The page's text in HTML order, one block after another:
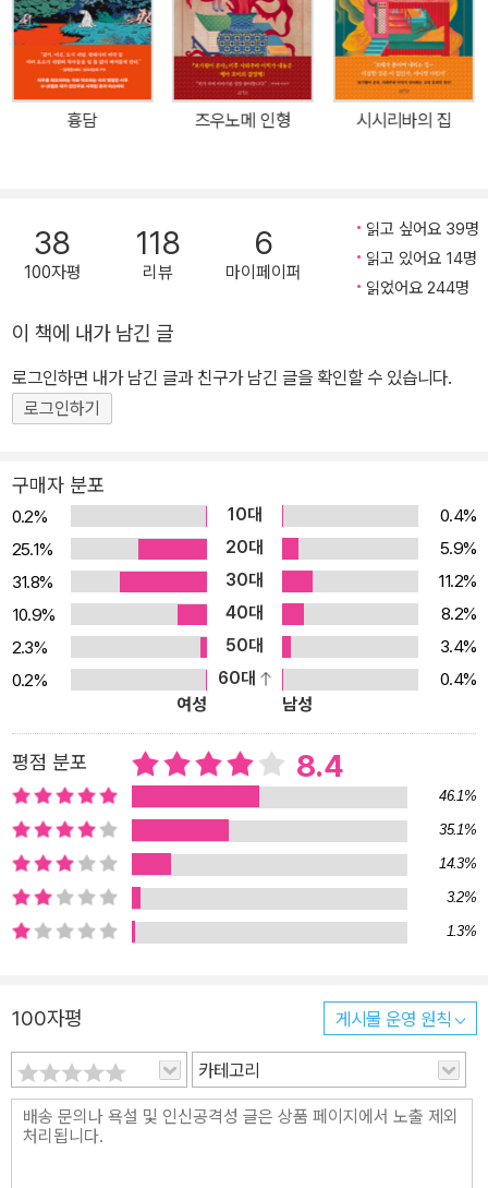
을 받으며 일본 호러소설대상 대상을 수상하고, 이 작품은 같은 해
『보기왕이 온다』라는 제목으로 출간되었다. 일본 호러소설대상은 19
94년을 시작으로 지금까지 24회 동안 진행되었고, 대상을 받은 작
품은 총 열두 작품이다. 평균적으로 2년에 한 번꼴로 대상작이 나왔
는데, 그만큼 허들이 높은 신인상이기도 하다. 그런데 『보기왕이 온
그대로 수상까지 이어져 큰 화제가 되었다. 미야베 미유키는 신인답
지 않게 독자의 상상력을 자극하는 솜씨가 얄미울 정도로 능숙하다고
평가했으며, 기시 유스케는 이 작품으로 다시 한 번 호러 붐이 일어날
나카시마 데쓰야 감독이 『보기왕이 온다』의 가치를 인정하며, 오카다
준이치, 츠마부키 사토시, 고마츠 나나, 구로키 하루, 마츠 다카코 등
일본의 톱스타들을 주연으로 내세워 영화 「온다」를 연출했다. (2018
‘보기왕’을 둘러싸고 벌어지는 이야기 『보기왕이 온다』 출간 이후 큰
인기를 끌며 『즈우노메 인형』(야마모토 슈고로상 후보작)과 『시시리
바의 집』, 『나도라키의 목』을 시리즈로 출간했다. “초등학생 때 교실
뒤 책장에 꽂혀 있던 『공포 원령 대백과』를 읽고 1년 가까이 혼자서
엘리베이터를 타지 못했습니다. 당시엔 14층에 살고 있어서 친구가
함께 타주기까지 했지요. 계단은 길기도 했고 ‘위에서 뭔가가 내려오
면 어쩌지……?’ 하는 생각에 무서웠기 때문입니다. 이토 군, 그때는
미안했어. 그런 제가 4반세기 후에 ‘무서운 이야기를 써보자’고 마음
먹고, 실제로 쓰기 시작하고, 어떻게 끝을 맺고, 게다가 일본 호러소설
대상에 응모해, 대상을 받게 될 줄이야.” _ 당선 소감 중에서, 사와무
라 이치 숨도 쉴 수 없는 극한의 공포가 온다! “그것이 오면 절대로 대
답하거나 안에 들여선 안 돼” 행복한 결혼생활을 하고 있던 다하라 히
데키와 가나. 어느 날 히데키의 회사에 치사의 일로 볼일이 있다며 손
님이 찾아온다. 배 속에 있는 소중한 아이 치사, 아직 아무에게도 이름
을 알려주지 않았는데……. 게다가 손님의 방문을 알려준 후배 다카나
시는 원인을 알 수 없는 부상으로 병원에 입원하게 되고 점점 상태가
올린다. 소름 끼치는 괴물 보기왕, 하지만 어떻게 생겼는지도, 정체가
무엇인지도 알 수 없다. 그 괴물이 왜 이제 와서 나를 만나러 오는 걸
까. 보기왕은 시간이 갈수록 진화하고, 히데키의 아내와 딸의 이름까
지 언급하면서 그를 점점 공포의 지옥으로 밀어 넣는다. 히데키는 사
랑하는 가족을 지키기 위해 민속학 준교수인 옛 친구의 도움을 받아
흉담 즈우노메 인형 시시리바의 집
38
100자평
118
리뷰
6
마이페이퍼
읽고 싶어요 39명
읽고 있어요 14명
읽었어요 244명
이 책에 내가 남긴 글
로그인하면 내가 남긴 글과 친구가 남긴 글을 확인할 수 있습니다.
로그인하기
구매자 분포
0.2% 10대
0.4%
25.1%
20대
5.9%
31.8%
30대
11.2%
10.9%
40대
8.2%
2.3%
50대
3.4%
0.2%
60대
0.4%
여성
남성
평점 분포 8.4
46.1%
35.1%
14.3%
3.2%
1.3%
100자평 게시물 운영 원칙
카테고리